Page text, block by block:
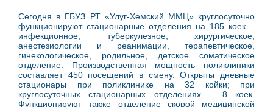
Сегодня в ГБУЗ РТ «Улуг-Хемский ММЦ» круглосуточно
функционируют стационарные отделения на 185 коек –
инфекционное, туберкулезное, хирургическое,
анестезиологии и реанимации, терапевтическое,
гинекологическое, родильное, детское соматическое
отделение. Производственная мощность поликли­ники
составляет 450 посещений в смену. Открыты дневные
стационары при поликлинике на 32 койки; при
круглосуточных стационарных отделениях – 8 коек.
Функционируют также отделение скорой медицинской